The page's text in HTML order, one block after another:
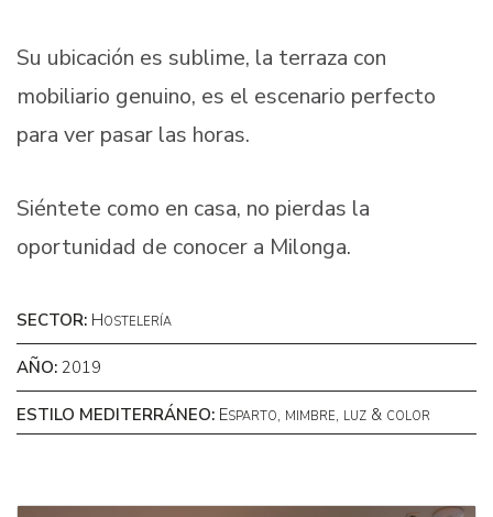
Su ubicación es sublime, la terraza con
mobiliario genuino, es el escenario perfecto
para ver pasar las horas.
Siéntete como en casa, no pierdas la
oportunidad de conocer a Milonga.
Sector: Hostelería
Año: 2019
Estilo Mediterráneo: Esparto, mimbre, luz & color